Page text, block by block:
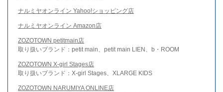
ナルミヤオンライン Yahoo!ショッピング店
ナルミヤオンライン Amazon店
ZOZOTOWN petitmain店
取り扱いブランド：petit main、petit main LIEN、b・ROOM
ZOZOTOWN X-girl Stages店
取り扱いブランド：X-girl Stages、XLARGE KIDS
ZOZOTOWN NARUMIYA ONLINE店